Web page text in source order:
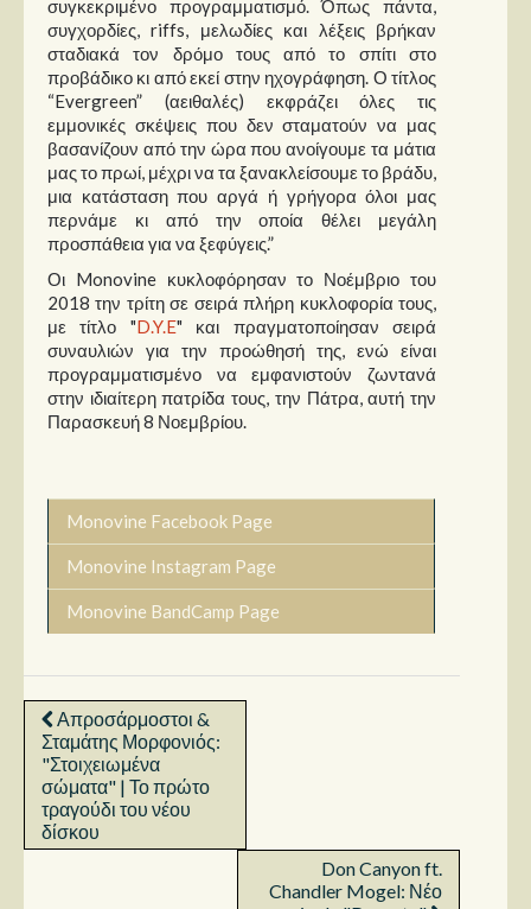
συγκεκριμένο προγραμματισμό. Όπως πάντα,
συγχορδίες, riffs, μελωδίες και λέξεις βρήκαν
σταδιακά τον δρόμο τους από το σπίτι στο
προβάδικο κι από εκεί στην ηχογράφηση. Ο τίτλος
“Evergreen” (αειθαλές) εκφράζει όλες τις
εμμονικές σκέψεις που δεν σταματούν να μας
βασανίζουν από την ώρα που ανοίγουμε τα μάτια
μας το πρωί, μέχρι να τα ξανακλείσουμε το βράδυ,
μια κατάσταση που αργά ή γρήγορα όλοι μας
περνάμε κι από την οποία θέλει μεγάλη
προσπάθεια για να ξεφύγεις.”
Οι Monovine κυκλοφόρησαν το Νοέμβριο του
2018 την τρίτη σε σειρά πλήρη κυκλοφορία τους,
με τίτλο "D.Y.E" και πραγματοποίησαν σειρά
συναυλιών για την προώθησή της, ενώ είναι
προγραμματισμένο να εμφανιστούν ζωντανά
στην ιδιαίτερη πατρίδα τους, την Πάτρα, αυτή την
Παρασκευή 8 Νοεμβρίου.
Monovine Facebook Page
Monovine Instagram Page
Monovine BandCamp Page
Απροσάρμοστοι &
Σταμάτης Μορφονιός:
"Στοιχειωμένα
σώματα" | Το πρώτο
τραγούδι του νέου
δίσκου
Don Canyon ft.
Chandler Mogel: Νέο